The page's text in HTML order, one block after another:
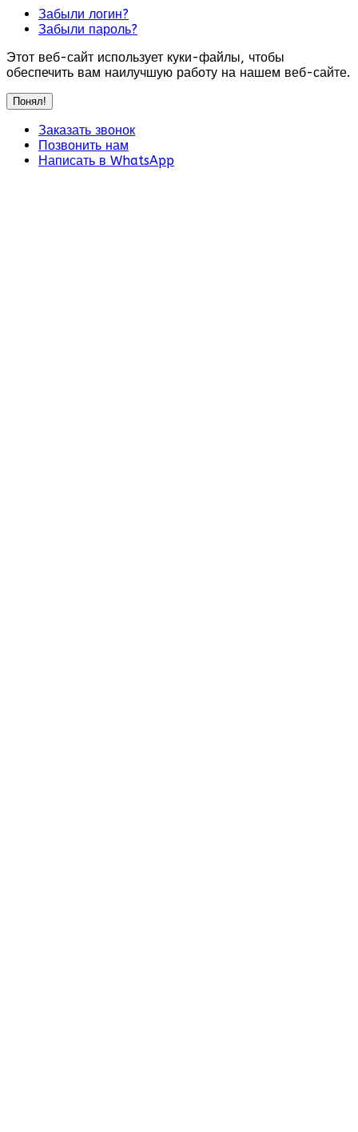
Забыли логин?
Забыли пароль?
Этот веб-сайт использует куки-файлы, чтобы
обеспечить вам наилучшую работу на нашем веб-сайте.
Понял!
Заказать звонок
Позвонить нам
Написать в WhatsApp